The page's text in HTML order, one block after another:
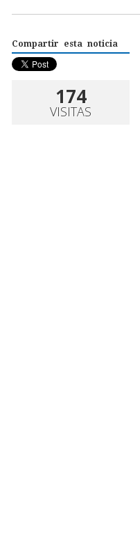
Compartir esta noticia
174
VISITAS